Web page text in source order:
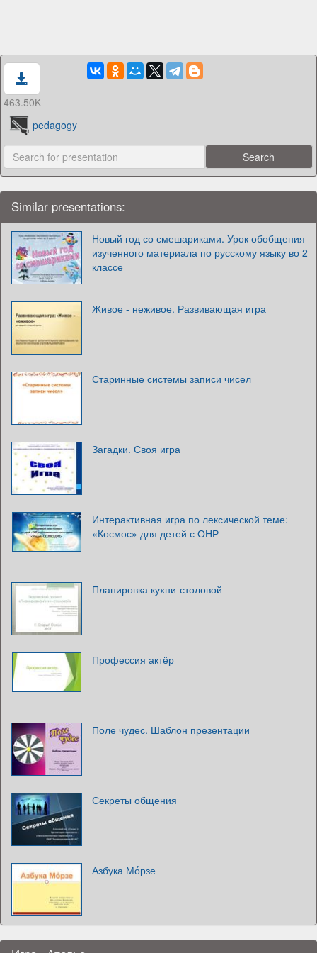
463.50K
pedagogy
Similar presentations:
Новый год со смешариками. Урок обобщения
изученного материала по русскому языку во 2
классе
Живое - неживое. Развивающая игра
Старинные системы записи чисел
Загадки. Своя игра
Интерактивная игра по лексической теме:
«Космос» для детей с ОНР
Планировка кухни-столовой
Профессия актёр
Поле чудес. Шаблон презентации
Секреты общения
Азбука Мо́рзе